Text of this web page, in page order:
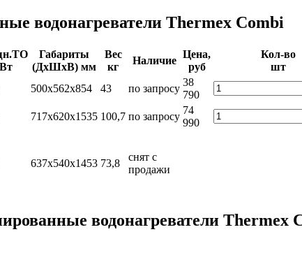
водонагреватели Thermex Combi
Габариты
(ДхШхВ) мм
Вес
кг
Наличие
Цена,
руб
Кол-во
шт
500x562x854 43 по запросу
38
790
717x620x1535 100,7 по запросу
74
990
637x540x1453 73,8
снят с
продажи
водонагреватели Thermex